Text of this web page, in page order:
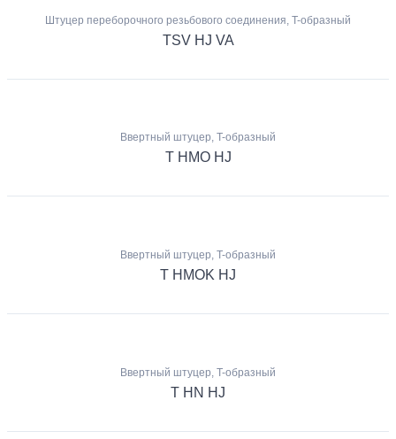
Штуцер переборочного резьбового соединения, T-образный
TSV HJ VA
Ввертный штуцер, T-образный
T HMO HJ
Ввертный штуцер, T-образный
T HMOK HJ
Ввертный штуцер, T-образный
T HN HJ